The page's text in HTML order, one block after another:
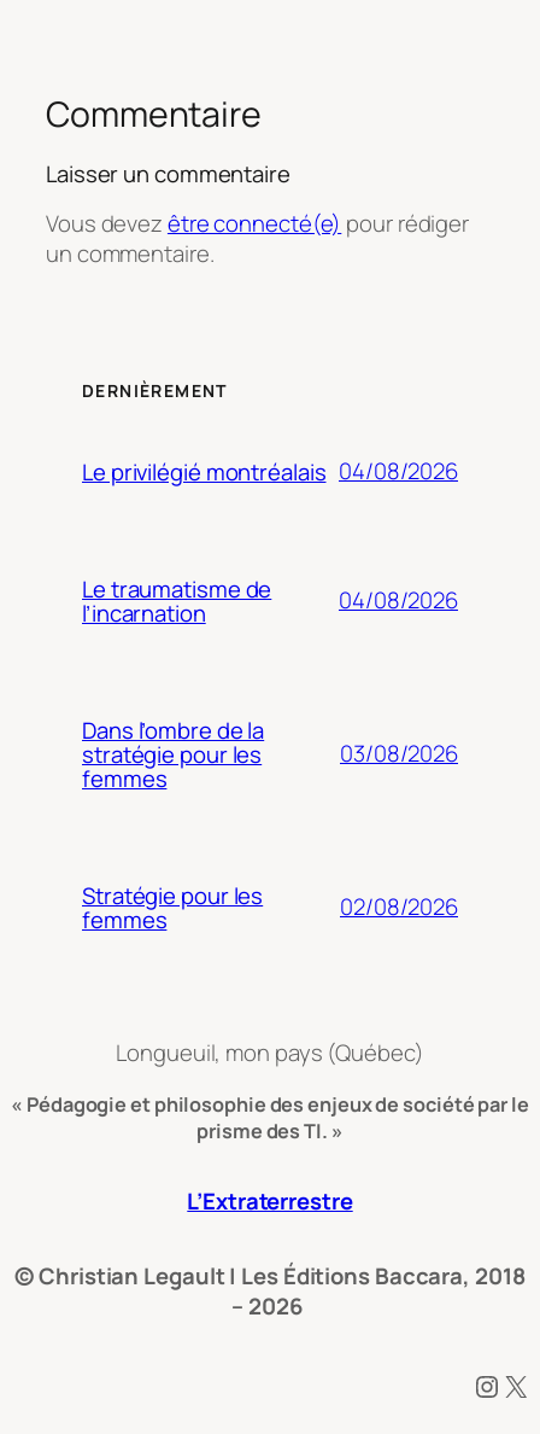
Commentaire
Laisser un commentaire
Vous devezêtre connecté(e) pour rédiger
un commentaire.
DERNIÈREMENT
Le privilégié montréalais 04/08/2026
Le traumatisme de
l’incarnation 04/08/2026
Dans l’ombre de la
stratégie pour les
femmes
03/08/2026
Stratégie pour les
femmes 02/08/2026
Longueuil, mon pays (Québec)
« Pédagogie et philosophie des enjeux de société par le
prisme des TI. »
L’Extraterrestre
© Christian Legault | Les Éditions Baccara, 2018
– 2026
Instagram X